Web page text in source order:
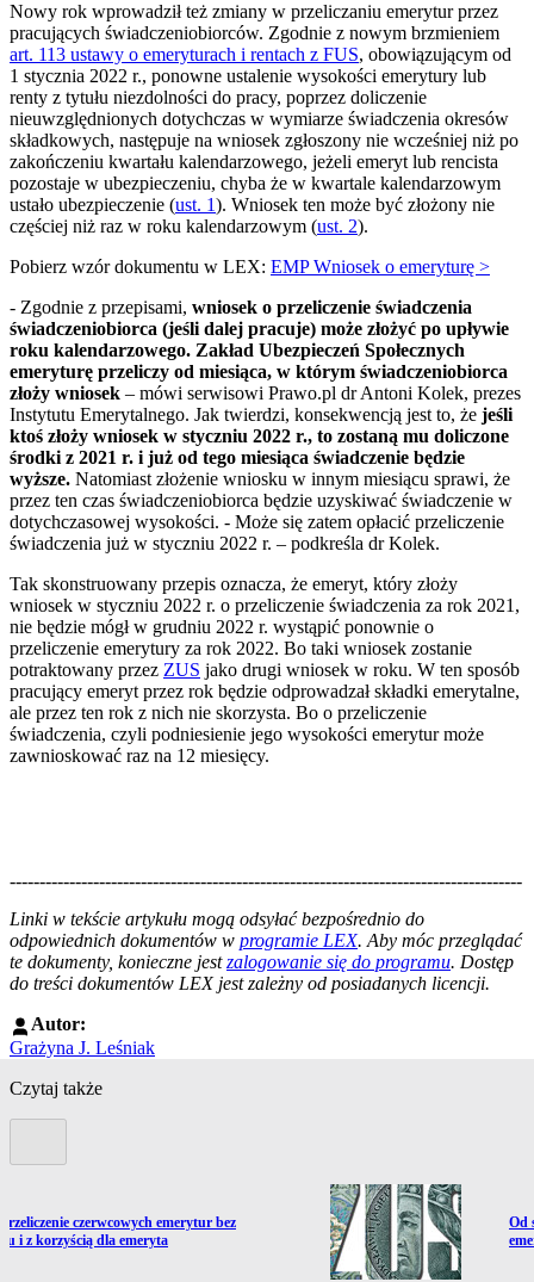
Nowy rok wprowadził też zmiany w przeliczaniu emerytur przez
pracujących świadczeniobiorców. Zgodnie z nowym brzmieniem
art. 113 ustawy o emeryturach i rentach z FUS, obowiązującym od
1 stycznia 2022 r., ponowne ustalenie wysokości emerytury lub
renty z tytułu niezdolności do pracy, poprzez doliczenie
nieuwzględnionych dotychczas w wymiarze świadczenia okresów
składkowych, następuje na wniosek zgłoszony nie wcześniej niż po
zakończeniu kwartału kalendarzowego, jeżeli emeryt lub rencista
pozostaje w ubezpieczeniu, chyba że w kwartale kalendarzowym
ustało ubezpieczenie (ust. 1). Wniosek ten może być złożony nie
częściej niż raz w roku kalendarzowym (ust. 2).
Pobierz wzór dokumentu w LEX: EMP Wniosek o emeryturę >
- Zgodnie z przepisami, wniosek o przeliczenie świadczenia
świadczeniobiorca (jeśli dalej pracuje) może złożyć po upływie
roku kalendarzowego. Zakład Ubezpieczeń Społecznych
emeryturę przeliczy od miesiąca, w którym świadczeniobiorca
złoży wniosek – mówi serwisowi Prawo.pl dr Antoni Kolek, prezes
Instytutu Emerytalnego. Jak twierdzi, konsekwencją jest to, że jeśli
ktoś złoży wniosek w styczniu 2022 r., to zostaną mu doliczone
środki z 2021 r. i już od tego miesiąca świadczenie będzie
wyższe. Natomiast złożenie wniosku w innym miesiącu sprawi, że
przez ten czas świadczeniobiorca będzie uzyskiwać świadczenie w
dotychczasowej wysokości. - Może się zatem opłacić przeliczenie
świadczenia już w styczniu 2022 r. – podkreśla dr Kolek.
Tak skonstruowany przepis oznacza, że emeryt, który złoży
wniosek w styczniu 2022 r. o przeliczenie świadczenia za rok 2021,
nie będzie mógł w grudniu 2022 r. wystąpić ponownie o
przeliczenie emerytury za rok 2022. Bo taki wniosek zostanie
potraktowany przez ZUS jako drugi wniosek w roku. W ten sposób
pracujący emeryt przez rok będzie odprowadzał składki emerytalne,
ale przez ten rok z nich nie skorzysta. Bo o przeliczenie
świadczenia, czyli podniesienie jego wysokości emerytur może
zawnioskować raz na 12 miesięcy.
--------------------------------------------------------------------------------------
Linki w tekście artykułu mogą odsyłać bezpośrednio do
odpowiednich dokumentów w programie LEX. Aby móc przeglądać
te dokumenty, konieczne jestzalogowanie się do programu. Dostęp
do treści dokumentów LEX jest zależny od posiadanych licencji.
Autor:
Grażyna J. Leśniak
Czytaj także
do artykułu:czerwcowych emerytur bez
i z korzyścią dla emeryta
Od